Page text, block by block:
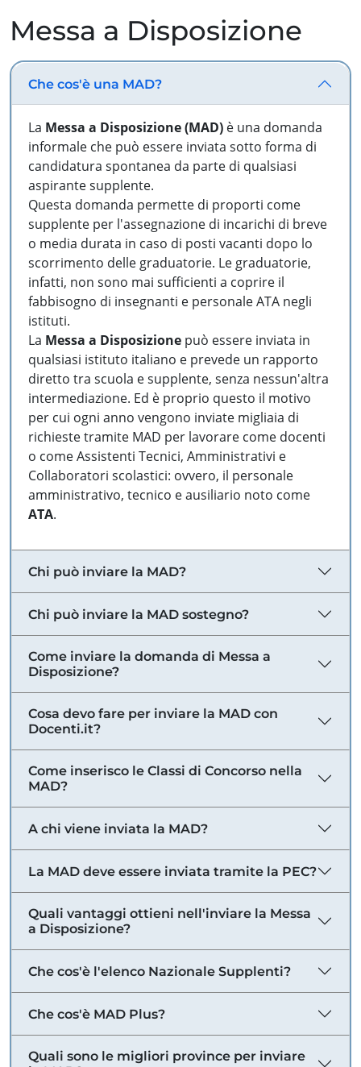
Messa a Disposizione
Che cos'è una MAD?
La Messa a Disposizione (MAD) è una domanda
informale che può essere inviata sotto forma di
candidatura spontanea da parte di qualsiasi
aspirante supplente.
Questa domanda permette di proporti come
supplente per l'assegnazione di incarichi di breve
o media durata in caso di posti vacanti dopo lo
scorrimento delle graduatorie. Le graduatorie,
infatti, non sono mai sufficienti a coprire il
fabbisogno di insegnanti e personale ATA negli
istituti.
La Messa a Disposizione può essere inviata in
qualsiasi istituto italiano e prevede un rapporto
diretto tra scuola e supplente, senza nessun'altra
intermediazione. Ed è proprio questo il motivo
per cui ogni anno vengono inviate migliaia di
richieste tramite MAD per lavorare come docenti
o come Assistenti Tecnici, Amministrativi e
Collaboratori scolastici: ovvero, il personale
amministrativo, tecnico e ausiliario noto come
ATA.
Chi può inviare la MAD?
Chi può inviare la MAD sostegno?
Come inviare la domanda di Messa a
Disposizione?
Cosa devo fare per inviare la MAD con
Docenti.it?
Come inserisco le Classi di Concorso nella
MAD?
A chi viene inviata la MAD?
La MAD deve essere inviata tramite la PEC?
Quali vantaggi ottieni nell'inviare la Messa
a Disposizione?
Che cos'è l'elenco Nazionale Supplenti?
Che cos'è MAD Plus?
Quali sono le migliori province per inviare